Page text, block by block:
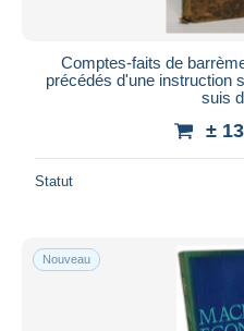
Comptes-faits de
précédés d'une instruction
suis
±
Statut
Nouveau